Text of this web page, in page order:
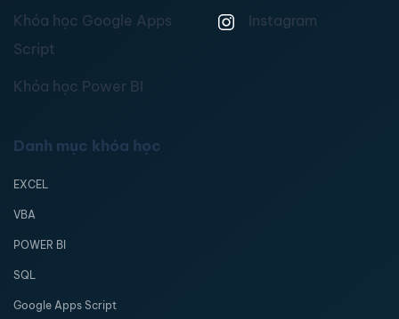
Khóa học Google Apps
Script
Khóa học Power BI
Instagram
Danh mục khóa học
EXCEL
VBA
POWER BI
SQL
Google Apps Script